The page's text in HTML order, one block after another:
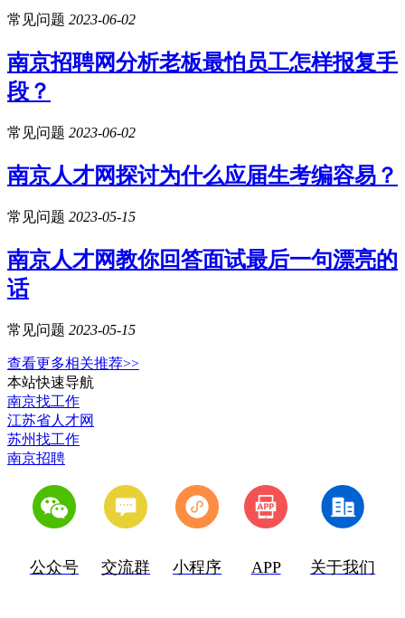
常见问题 2023-06-02
南京招聘网分析老板最怕员工怎样报复手
段？
常见问题 2023-06-02
南京人才网探讨为什么应届生考编容易？
常见问题 2023-05-15
南京人才网教你回答面试最后一句漂亮的
话
常见问题 2023-05-15
查看更多相关推荐>>
本站快速导航
南京找工作
江苏省人才网
苏州找工作
南京招聘
公众号 交流群 小程序 APP 关于我们